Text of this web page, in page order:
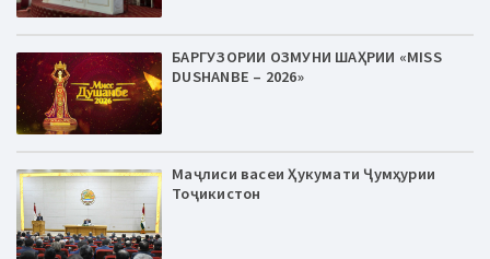
БАРГУЗОРИИ ОЗМУНИ ШАҲРИИ «MISS
DUSHANBE – 2026»
Маҷлиси васеи Ҳукумати Ҷумҳурии
Тоҷикистон